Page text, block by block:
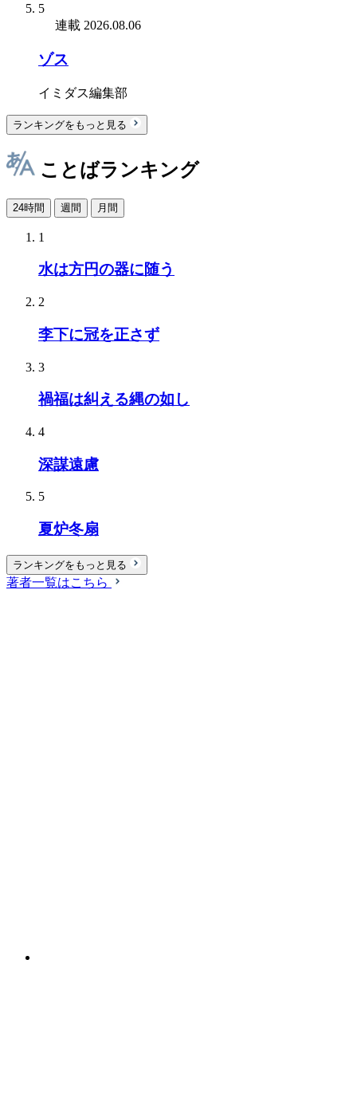
5
連載 2026.08.06
ゾス
イミダス編集部
ランキングをもっと見る
ことばランキング
24時間 週間 月間
1
水は方円の器に随う
2
李下に冠を正さず
3
禍福は糾える縄の如し
4
深謀遠慮
5
夏炉冬扇
ランキングをもっと見る
著者一覧はこちら